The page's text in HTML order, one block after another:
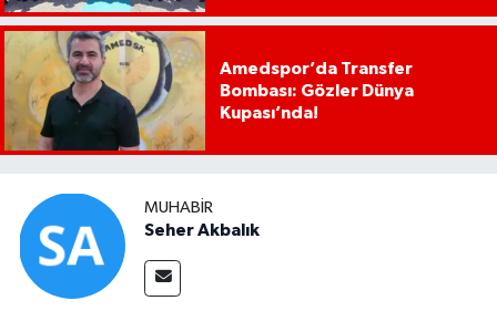
Amedspor’da Transfer
Bombası: Gözler Dünya
Kupası’nda!
MUHABIR
Seher Akbalık